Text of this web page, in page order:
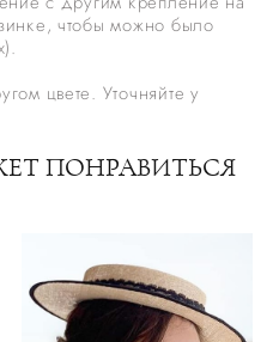
чтобы можно было
цвете. Уточняйте у
ПОНРАВИТЬСЯ